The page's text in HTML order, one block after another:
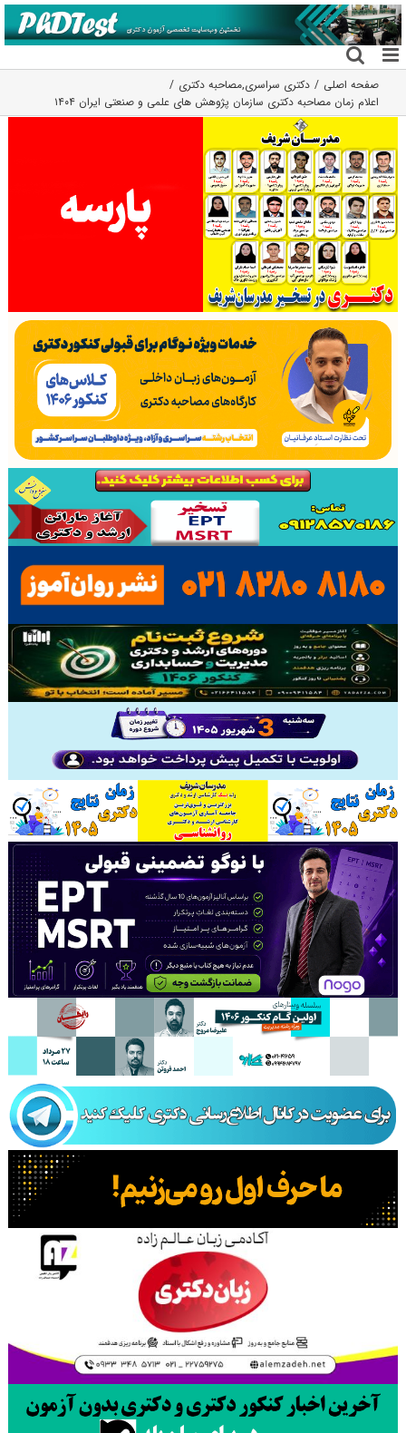
رفتن
به
محتوا
صفحه اصلی دکتری سراسری,مصاحبه دکتری
اعلام زمان مصاحبه دکتری ﺳﺎزﻣﺎن ﭘﮋوﻫﺶ ﻫﺎى ﻋﻠﻤﻰ و ﺻﻨﻌﺘﻰ اﯾﺮان ۱۴۰۴